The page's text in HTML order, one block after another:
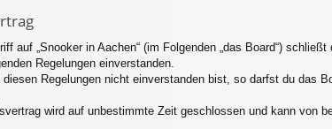
auf „Snooker in Aachen“ (im Folgenden „das Board“)
Regelungen einverstanden.
diesen Regelungen nicht einverstanden bist, so darfst du das
wird auf unbestimmte Zeit geschlossen und kann von